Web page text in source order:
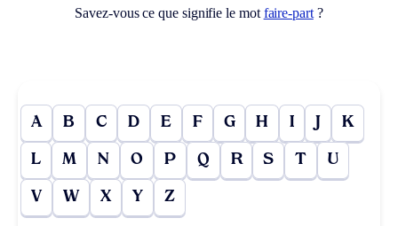
Savez-vous ce que signifie le mot faire-part?
A B C D E F G H I J K
L M N O P Q R S T U
V W X Y Z